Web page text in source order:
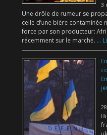
3
Une drôle de rumeur se
celle d’une bière contaminée
force par son producteur:
récemment sur le marché. ...